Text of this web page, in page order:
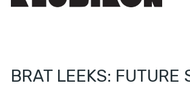
BRAT LEEKS: FUTURE